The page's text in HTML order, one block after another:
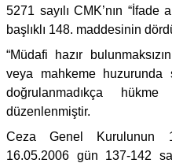
5271 sayılı CMK’nın
başlıklı 148. maddesinin
“Müdafi hazır
veya mahkeme huzurunda
doğrulanmadıkça
düzenlenmiştir.
Ceza Genel Kurulunun
16.05.2006 gün 137-142